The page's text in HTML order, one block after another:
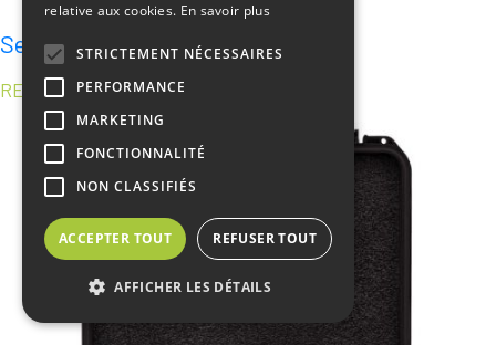
Serveur rugged HPE
RES-XR6 Alliance
relative aux cookies. En savoir plus
STRICTEMENT NÉCESSAIRES
PERFORMANCE
MARKETING
FONCTIONNALITÉ
NON CLASSIFIÉS
ACCEPTER TOUT REFUSER TOUT
AFFICHER LES DÉTAILS